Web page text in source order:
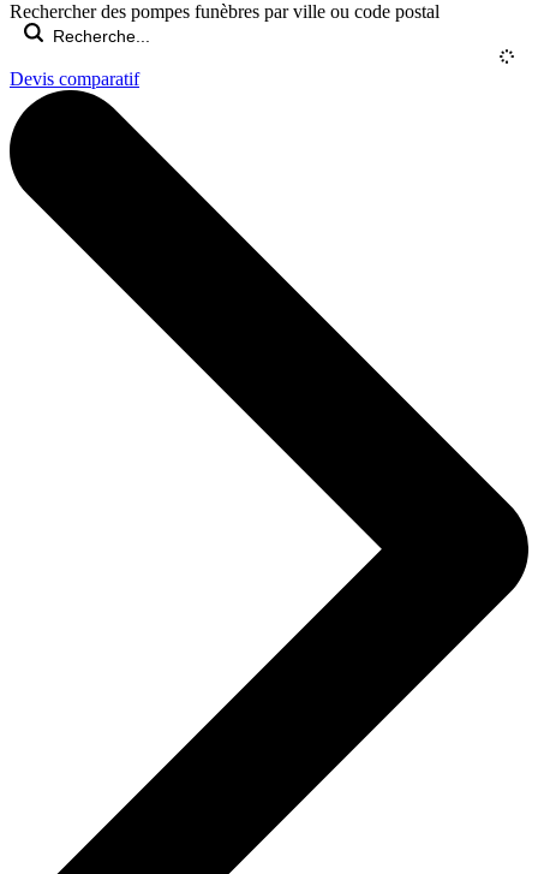
Rechercher des pompes funèbres par ville ou code postal
Devis comparatif